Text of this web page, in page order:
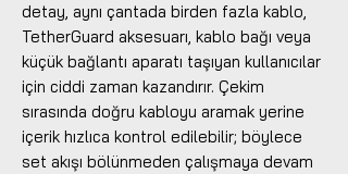
detay, aynı çantada birden fazla kablo,
TetherGuard aksesuarı, kablo bağı veya
küçük bağlantı aparatı taşıyan kullanıcılar
için ciddi zaman kazandırır. Çekim
sırasında doğru kabloyu aramak yerine
içerik hızlıca kontrol edilebilir; böylece
set akışı bölünmeden çalışmaya devam